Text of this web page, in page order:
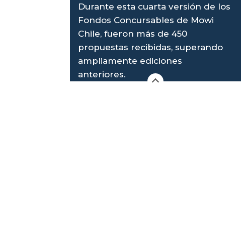
Durante esta cuarta versión de los
Fondos Concursables de Mowi
Chile, fueron más de 450
propuestas recibidas, superando
ampliamente ediciones
anteriores.